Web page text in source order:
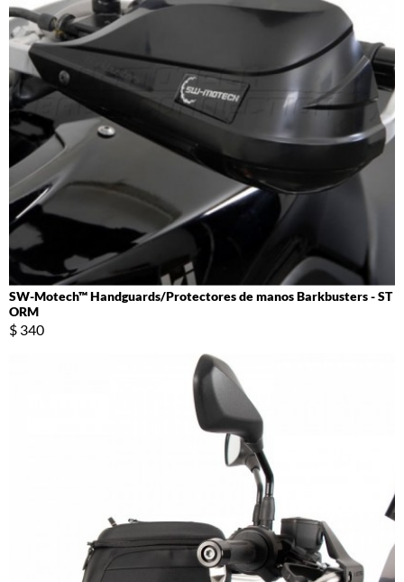
SW-Motech™ Handguards/Protectores de manos Barkbusters - ST
ORM
$ 340